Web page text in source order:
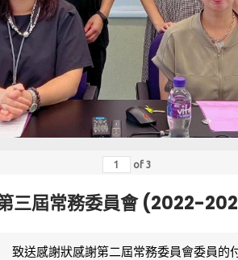
of 3
三屆常務委員會 (2022-
致送感謝狀感謝第二屆常務委員會委員的